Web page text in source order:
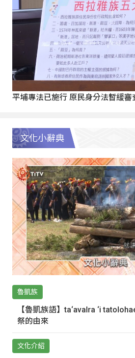
平埔專法已施行 原民身分法暫緩審
文化小辭典
魯凱族
【魯凱族語】ta‘avalra ‘i
祭的由來
文化介紹